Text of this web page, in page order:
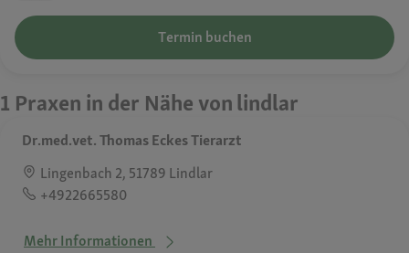
Termin buchen
1 Praxen in der Nähe von lindlar
Dr.med.vet. Thomas Eckes Tierarzt
Lingenbach 2, 51789 Lindlar
+4922665580
Mehr Informationen